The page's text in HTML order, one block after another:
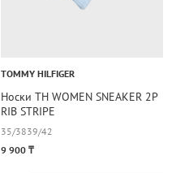
TOMMY HILFIGER
Носки TH WOMEN SNEAKER 2P
RIB STRIPE
35/3839/42
9 900 ₸